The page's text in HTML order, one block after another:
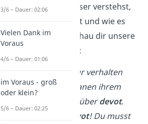
Damit du noch besser verstehst,
bedeutet und wie es
verwendet wird, schau dir unsere
an:
In einer Diktatur verhalten
sich die Untertanen ihrem
Diktator gegenüberdevot.
devot! Du musst
3/6 – Dauer: 02:06
Vielen Dank im
Voraus
4/6 – Dauer: 01:06
im Voraus - groß
oder klein?
5/6 – Dauer: 02:25